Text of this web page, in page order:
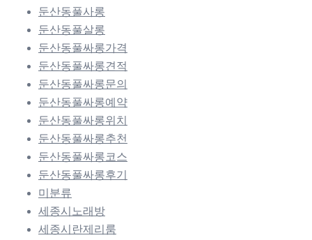
둔산동풀사롱
둔산동풀살롱
둔산동풀싸롱가격
둔산동풀싸롱견적
둔산동풀싸롱문의
둔산동풀싸롱예약
둔산동풀싸롱위치
둔산동풀싸롱추천
둔산동풀싸롱코스
둔산동풀싸롱후기
미분류
세종시노래방
세종시란제리룸